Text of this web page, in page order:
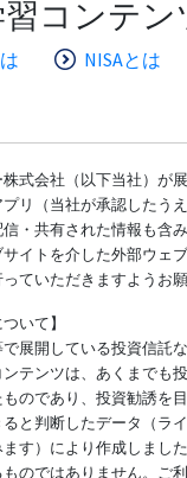
コンテン
NISAとは
式会社（以下当社）が
リ（当社が承認したう
・共有された情報も含
イトを介した外部ウェ
ていただきますようお願
いて】
展開している投資信託
テンツは、あくまでも
のであり、投資勧誘を
と判断したデータ（ラ
す）により作成しまし
のではありません。ご